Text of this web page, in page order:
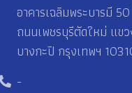
อาคารเฉลิมพระบารมี
ถนนเพชรบุรีตัดใหม่ แขว
บางกะปิ กรุงเทพฯ
-